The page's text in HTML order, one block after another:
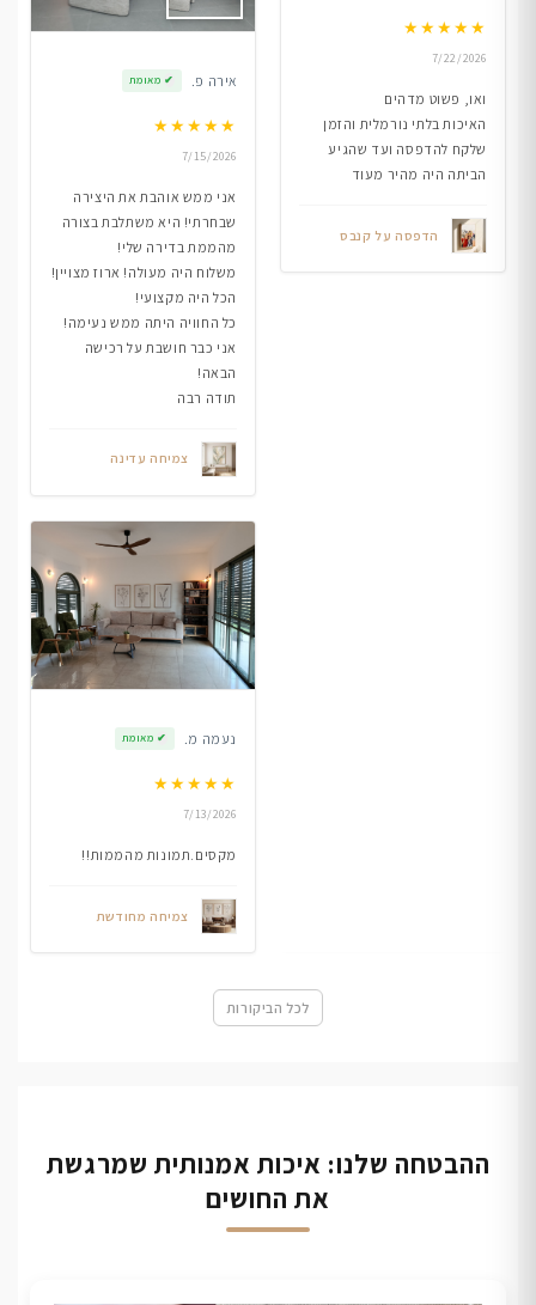
★★★★★
7/22/2026
ואו, פשוט מדהים
האיכות בלתי נורמלית והזמן
שלקח להדפסה ועד שהגיע
הביתה היה מהיר מעוד
הדפסה על קנבס
אירה פ. ✔ מאומת
★★★★★
7/15/2026
אני ממש אוהבת את היצירה
שבחרתי! היא משתלבת בצורה
מהממת בדירה שלי!
משלוח היה מעולה! ארוז מצויין!
הכל היה מקצועי!
כל החוויה היתה ממש נעימה!
אני כבר חושבת על רכישה
הבאה!
תודה רבה
צמיחה עדינה
נעמה מ. ✔ מאומת
★★★★★
7/13/2026
מקסים.תמונות מהממות!!
צמיחה מחודשת
לכל הביקורות
ההבטחה שלנו: איכות אמנותית שמרגשת
את החושים